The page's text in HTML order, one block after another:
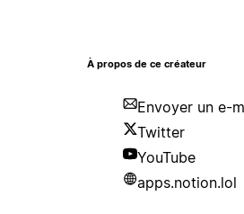
À propos de ce créateur
Envoyer un e-
Twitter
YouTube
apps.notion.lol